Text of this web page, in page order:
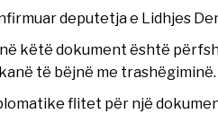
deputetja e Lidhjes
këtë dokument është
të bëjnë me trashëgiminë.
flitet për një